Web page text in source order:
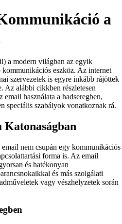
a
a modern világban az egyik
eszköz. Az internet
szervezetek is egyre inkább rájöttek
Az alábbi cikkben részletesen
használata a hadseregben,
speciális szabályok vonatkoznak rá.
nem csupán egy kommunikációs
forma is. Az email
és hatékonyan
és más szolgálati
vagy vészhelyzetek során